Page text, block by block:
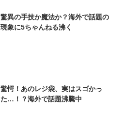
驚異の手技か魔法か？海外で話題の
現象に5ちゃんねる沸く
驚愕！あのレジ袋、実はスゴかっ
た…！？海外で話題沸騰中